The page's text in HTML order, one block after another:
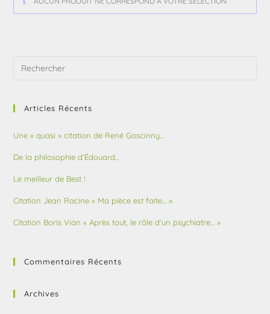
Articles Récents
Une « quasi » citation de René Goscinny…
De la philosophie d’Édouard…
Le meilleur de Best !
Citation Jean Racine « Ma pièce est faite… »
Citation Boris Vian « Après tout, le rôle d’un psychiatre… »
Commentaires Récents
Archives